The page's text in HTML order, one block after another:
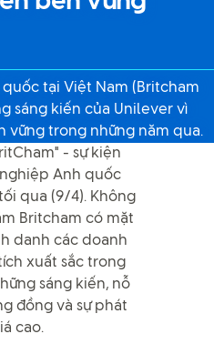
tại Việt Nam (Britcham
sáng kiến của Unilever vì
vững trong những năm qua.
- sự kiện
Anh quốc
qua (9/4). Không
Britcham có mặt
danh các doanh
xuất sắc trong
sáng kiến, nỗ
đồng và sự phát
cao.